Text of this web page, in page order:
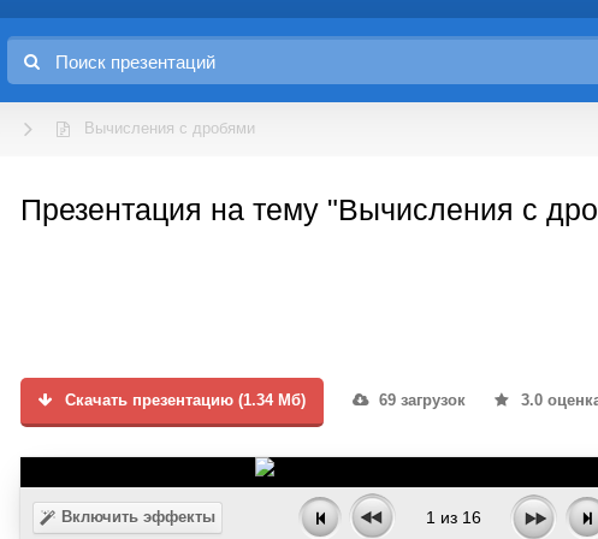
Вычисления с дробями
Презентация на тему "Вычисления с
Скачать презентацию (1.34 Мб) 69 загрузок 3.0
Включить эффекты 1 из 16